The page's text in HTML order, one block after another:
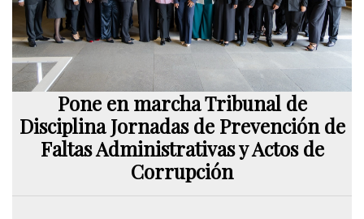
Pone en marcha Tribunal de
Disciplina Jornadas de Prevención de
Faltas Administrativas y Actos de
Corrupción